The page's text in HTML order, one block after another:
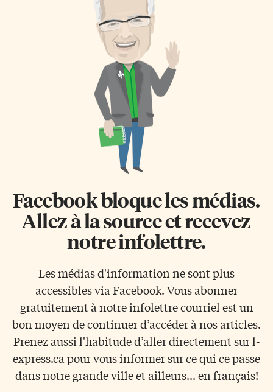
Facebook bloque les médias.
Allez à la source et recevez
notre infolettre.
Les médias d'information ne sont plus
accessibles via Facebook. Vous abonner
gratuitement à notre infolettre courriel est un
bon moyen de continuer d’accéder à nos articles.
Prenez aussi l'habitude d’aller directement sur l-
express.ca pour vous informer sur ce qui ce passe
dans notre grande ville et ailleurs... en français!